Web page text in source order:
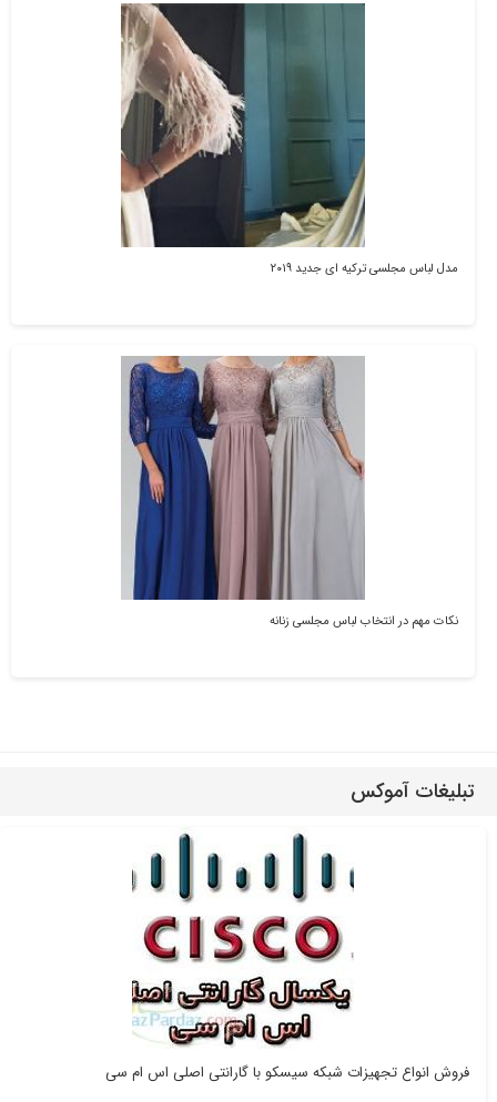
مدل لباس مجلسی ترکیه ای جدید ۲۰۱۹
نکات مهم در انتخاب لباس مجلسی زنانه
تبلیغات آموکس
فروش انواع تجهیزات شبکه سیسکو با گارانتی اصلی اس ام سی